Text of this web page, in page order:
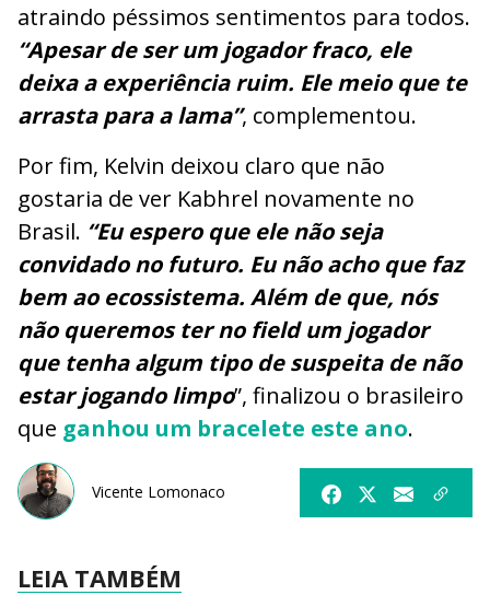
atraindo péssimos sentimentos para todos.
“Apesar de ser um jogador fraco, ele
deixa a experiência ruim. Ele meio que te
arrasta para a lama”, complementou.
Por fim, Kelvin deixou claro que não
gostaria de ver Kabhrel novamente no
Brasil. “Eu espero que ele não seja
convidado no futuro. Eu não acho que faz
bem ao ecossistema. Além de que, nós
não queremos ter no field um jogador
que tenha algum tipo de suspeita de não
estar jogando limpo”, finalizou o brasileiro
que ganhou um bracelete este ano.
Vicente Lomonaco
LEIA TAMBÉM